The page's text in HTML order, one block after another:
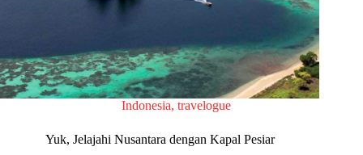
Indonesia, travelogue
Yuk, Jelajahi Nusantara dengan Kapal Pesiar